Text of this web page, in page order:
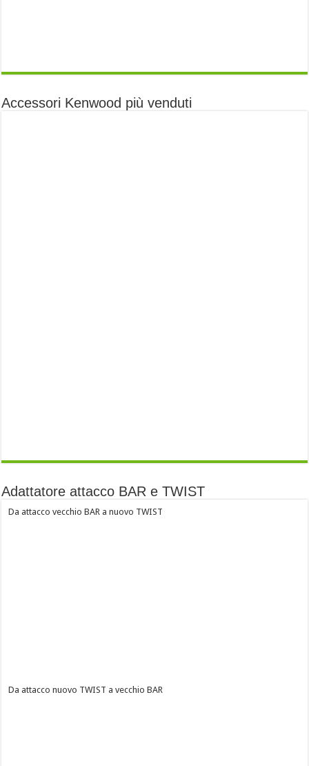
Accessori Kenwood più venduti
Adattatore attacco BAR e TWIST
Da attacco vecchio BAR a nuovo TWIST
Da attacco nuovo TWIST a vecchio BAR